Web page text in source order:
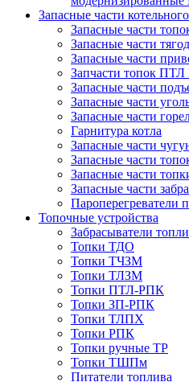
Запасные части
Запасные части
Запасные части
Запасные части
Запчасти топок
Запасные части
Запасные части
Запасные части
Гарнитура котла
Запасные части
Запасные части
Запасные части
Запасные части
Пароперегреватели
Топочные устройства
Забрасыватели
Топки ТДО
Топки ТЧЗМ
Топки ТЛЗМ
Топки ПТЛ-РПК
Топки ЗП-РПК
Топки ТЛПХ
Топки РПК
Топки ручные ТР
Топки ТШПм
Питатели топлива